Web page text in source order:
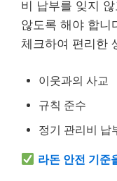
비 납부를 잊지
않도록 해야 합니
체크하여 편리한
이웃과의 사교
규칙 준수
정기 관리비 납
라돈 안전 기준